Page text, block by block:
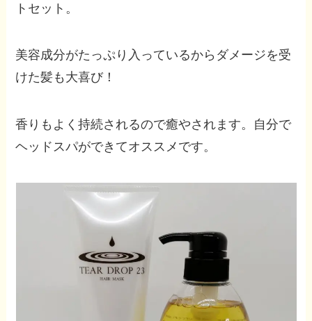
トセット。
美容成分がたっぷり入っているからダメージを受
けた髪も大喜び！
香りもよく持続されるので癒やされます。自分で
ヘッドスパができてオススメです。